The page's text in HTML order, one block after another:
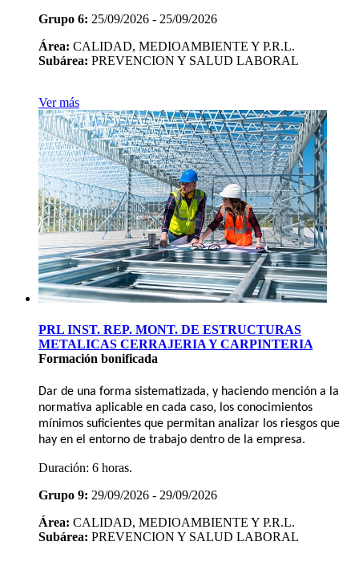
Grupo 6: 25/09/2026 - 25/09/2026
Área: CALIDAD, MEDIOAMBIENTE Y P.R.L.
Subárea: PREVENCION Y SALUD LABORAL
Ver más
PRL INST. REP. MONT. DE ESTRUCTURAS
METALICAS CERRAJERIA Y CARPINTERIA
Formación bonificada
Dar de una forma sistematizada, y haciendo mención a la
normativa aplicable en cada caso, los conocimientos
mínimos suficientes que permitan analizar los riesgos que
hay en el entorno de trabajo dentro de la empresa.
Duración: 6 horas.
Grupo 9: 29/09/2026 - 29/09/2026
Área: CALIDAD, MEDIOAMBIENTE Y P.R.L.
Subárea: PREVENCION Y SALUD LABORAL